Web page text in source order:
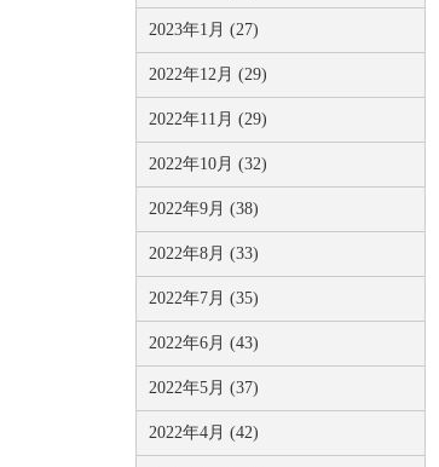
2023年1月 (27)
2022年12月 (29)
2022年11月 (29)
2022年10月 (32)
2022年9月 (38)
2022年8月 (33)
2022年7月 (35)
2022年6月 (43)
2022年5月 (37)
2022年4月 (42)